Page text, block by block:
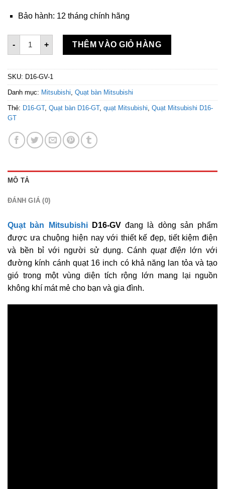
Bảo hành: 12 tháng chính hãng
-
Quạt bàn Mitsubishi D16-GV-CY-RD số lượng
+ THÊM VÀO GIỎ HÀNG
SKU: D16-GV-1
Danh mục: Mitsubishi Quạt bàn Mitsubishi
Thẻ: D16-GT, Quạt bàn D16-GT, quạt Mitsubishi Quạt Mitsubishi D16-
GT
MÔ TẢ
ĐÁNH GIÁ (0)
Quạt bàn MitsubishiD16-GVđang là dòng sản phẩm
được ưa chuộng hiện nay với thiết kế đẹp, tiết kiệm điện
và bền bỉ với người sử dụng. Cánhquạt điện lớn với
đường kính cánh quạt 16 inch có khả năng lan tỏa và tạo
gió trong một vùng diện tích rộng lớn mang lại nguồn
không khí mát mẻ cho bạn và gia đình.